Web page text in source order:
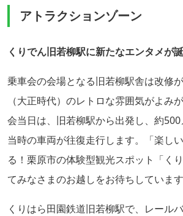
アトラクションゾーン
くりでん旧若柳駅に新たなエンタメが
乗車会の会場となる旧若柳駅舎は改修
（大正時代）のレトロな雰囲気がよみ
会当日は、旧若柳駅から出発し、約
当時の車両が往復走行します。「楽し
る！栗原市の体験型観光スポット「く
てみなさまのお越しをお待ちしています
くりはら田園鉄道旧若柳駅で、レール